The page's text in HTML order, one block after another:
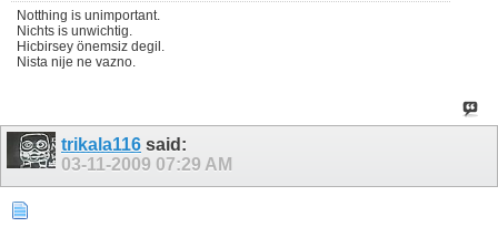
Notthing is unimportant.
Nichts is unwichtig.
Hicbirsey önemsiz degil.
Nista nije ne vazno.
trikala116 said:
03-11-2009 07:29 AM